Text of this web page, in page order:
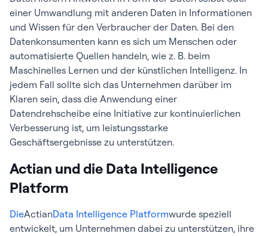
einer Umwandlung mit anderen Daten in Informationen
und Wissen für den Verbraucher der Daten. Bei den
Datenkonsumenten kann es sich um Menschen oder
automatisierte Quellen handeln, wie z. B. beim
Maschinelles Lernen und der künstlichen Intelligenz. In
jedem Fall sollte sich das Unternehmen darüber im
Klaren sein, dass die Anwendung einer
Datendrehscheibe eine Initiative zur kontinuierlichen
Verbesserung ist, um leistungsstarke
Geschäftsergebnisse zu unterstützen.
Actian und die Data Intelligence
Platform
DieActianData Intelligence Platformwurde speziell
entwickelt, um Unternehmen dabei zu unterstützen, ihre